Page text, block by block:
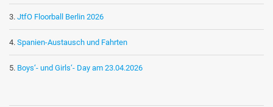
JtfO Floorball Berlin 2026
Spanien-Austausch und Fahrten
Boys‘- und Girls‘- Day am 23.04.2026